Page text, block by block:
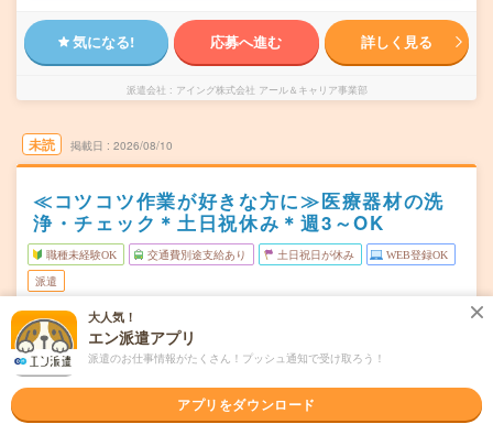
気になる! 応募へ進む 詳しく見る
派遣会社 アイング株式会社 アール＆キャリア事業部
未読 掲載日 2026/08/10
≪コツコツ作業が好きな方に≫医療器材の洗
浄・チェック＊土日祝休み＊週3～OK
職種未経験OK 交通費別途支給あり 土日祝日が休み WEB登録OK
派遣
勤務地
埼玉県春日部市
一ノ割駅から車6分／春日部駅からバス10分／武里駅から
車9分／北春日部駅から車14分
月～金（週3～OK）
大人気！
エン派遣アプリ
派遣のお仕事情報がたくさん！プッシュ通知で受け取ろう！
アプリをダウンロード